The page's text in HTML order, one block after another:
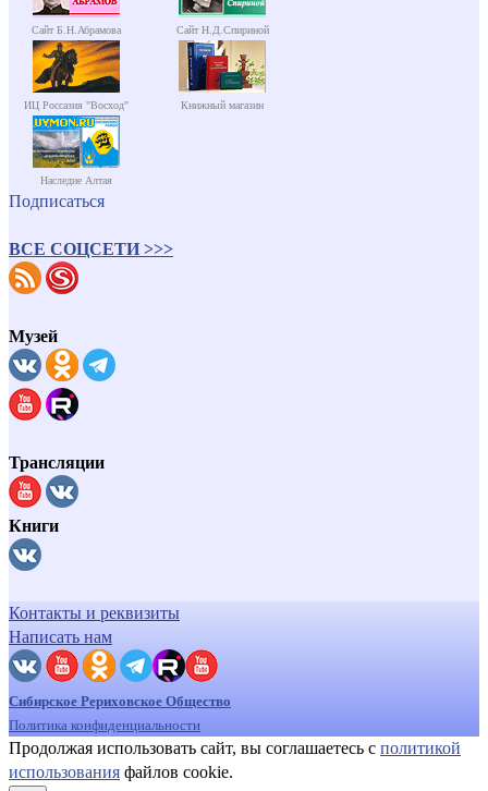
Сайт Б.Н.Абрамова Сайт Н.Д.Спириной
ИЦ Россазия "Восход" Книжный магазин
Наследие Алтая
Подписаться
ВСЕ СОЦСЕТИ >>>
Музей
Трансляции
Книги
Контакты и реквизиты
Написать нам
Сибирское Рериховское Общество
Политика конфиденциальности
Продолжая использовать сайт, вы соглашаетесь с политикой
использования файлов cookie.